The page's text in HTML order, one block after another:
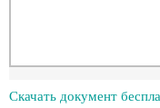
Скачать документ